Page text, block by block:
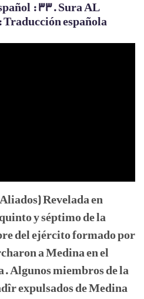
: 33. Sura AL
española
Revelada en
y séptimo de la
del ejército formado por
a Medina en el
Algunos miembros de la
expulsados de Medina